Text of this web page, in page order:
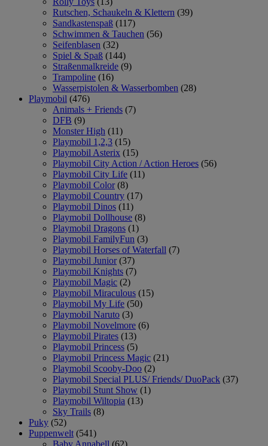
Rutschen, Schaukeln & Klettern (39)
Sandkastenspaß (117)
Schwimmen & Tauchen (56)
Seifenblasen (32)
Spiel & Spaß (144)
Straßenmalkreide (9)
Trampoline (16)
Wasserpistolen & Wasserbomben (28)
Playmobil (476)
Animals + Friends (7)
DFB (9)
Monster High (11)
Playmobil 1,2,3 (15)
Playmobil Asterix (15)
Playmobil City Action / Action Heroes (56)
Playmobil City Life (11)
Playmobil Color (8)
Playmobil Country (17)
Playmobil Dinos (11)
Playmobil Dollhouse (8)
Playmobil Dragons (1)
Playmobil FamilyFun (3)
Playmobil Horses of Waterfall (7)
Playmobil Junior (37)
Playmobil Knights (7)
Playmobil Magic (2)
Playmobil Miraculous (15)
Playmobil My Life (50)
Playmobil Naruto (3)
Playmobil Novelmore (6)
Playmobil Pirates (13)
Playmobil Princess (5)
Playmobil Princess Magic (21)
Playmobil Scooby-Doo (2)
Playmobil Special PLUS/ Friends/ DuoPack (37)
Playmobil Stunt Show (1)
Playmobil Wiltopia (13)
Sky Trails (8)
Puky (52)
Puppenwelt (541)
Baby Annabell (62)